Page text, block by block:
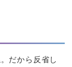
だから反省し